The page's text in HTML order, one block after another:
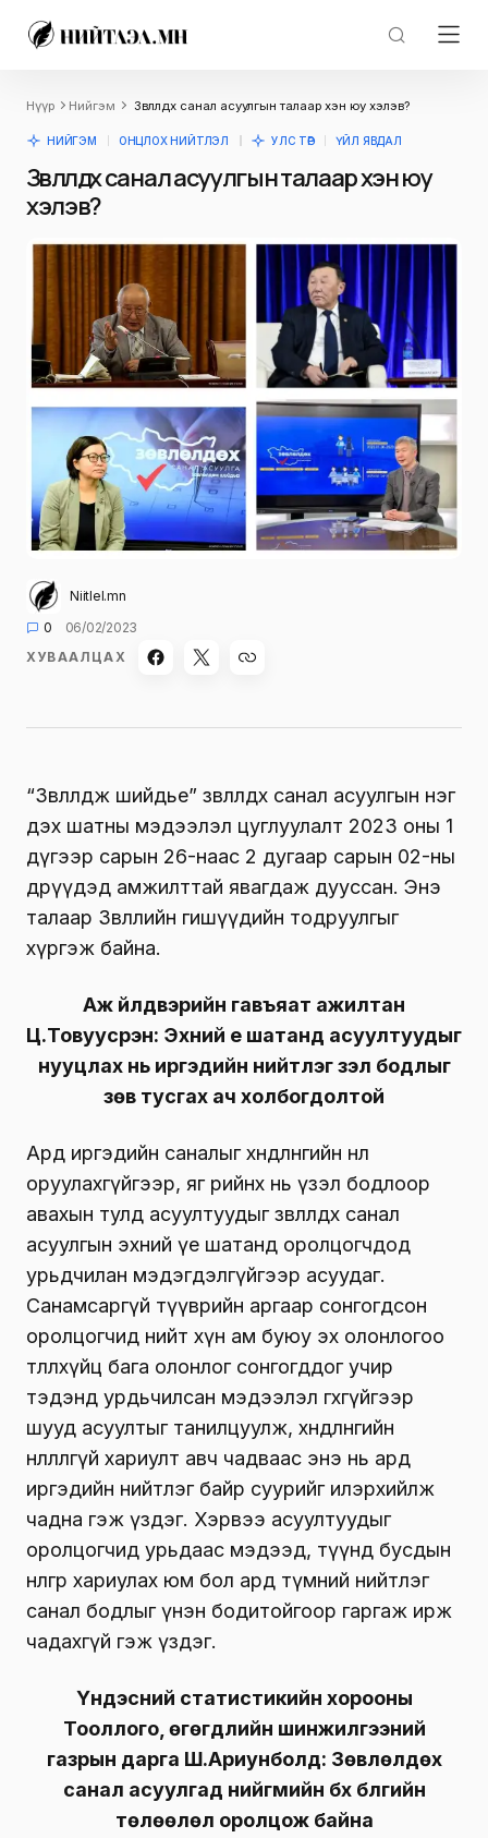
Нүүр Нийгэм Зөвлөлдөх санал асуулгын талаар хэн юу хэлэв?
НИЙГЭМ ОНЦЛОХ НИЙТЛЭЛ УЛС ТӨР ҮЙЛ ЯВДАЛ
Зөвлөлдөх санал асуулгын талаар хэн юу
хэлэв?
Niitlel.mn
0
06/02/2023
ХУВААЛЦАХ
“Зөвлөлдөж шийдье” зөвлөлдөх санал асуулгын нэг
дэх шатны мэдээлэл цуглуулалт 2023 оны 1
дүгээр сарын 26-наас 2 дугаар сарын 02-ны
өдрүүдэд амжилттай явагдаж дууссан. Энэ
талаар Зөвлөлийн гишүүдийн тодруулгыг
хүргэж байна.
Аж үйлдвэрийн гавъяат ажилтан
Ц.Товуусүрэн: Эхний үе шатанд асуултуудыг
нууцлах нь иргэдийн нийтлэг үзэл бодлыг
зөв тусгах ач холбогдолтой
Ард иргэдийн саналыг хөндлөнгийн нөлөө
оруулахгүйгээр, яг өөрийнх нь үзэл бодлоор
авахын тулд асуултуудыг зөвлөлдөх санал
асуулгын эхний үе шатанд оролцогчдод
урьдчилан мэдэгдэлгүйгээр асуудаг.
Санамсаргүй түүврийн аргаар сонгогдсон
оролцогчид нийт хүн ам буюу эх олонлогоо
төлөөлөхүйц бага олонлог сонгогддог учир
тэдэнд урдьчилсан мэдээлэл өгөхгүйгээр
шууд асуултыг танилцуулж, хөндлөнгийн
нөлөөлөлгүй хариулт авч чадваас энэ нь ард
иргэдийн нийтлэг байр суурийг илэрхийлж
чадна гэж үздэг. Хэрвээ асуултуудыг
оролцогчид урьдаас мэдээд, түүнд бусдын
нөлөөгөөр хариулах юм бол ард түмний нийтлэг
санал бодлыг үнэн бодитойгоор гаргаж ирж
чадахгүй гэж үздэг.
Үндэсний статистикийн хорооны
Тооллого, өгөгдлийн шинжилгээний
газрын дарга Ш.Ариунболд: Зөвлөлдөх
санал асуулгад нийгмийн бүх бүлгийн
төлөөлөл оролцож байна